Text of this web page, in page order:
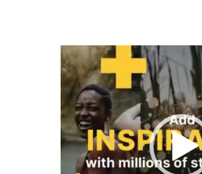
Video
oynatıcı